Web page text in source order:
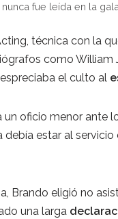
fue leída en la gala
técnica con la
como William
el culto al
oficio menor ante
estar al
Brando eligió no
una larga